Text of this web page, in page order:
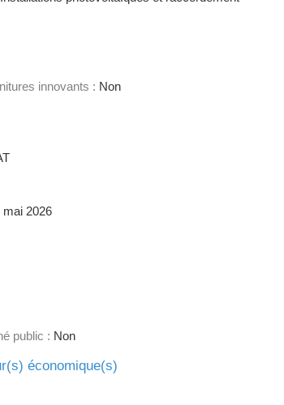
innovants : Non
mai 2026
public : Non
économique(s)